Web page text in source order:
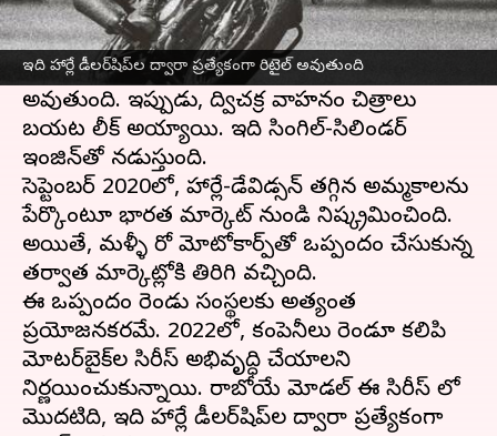
ఇది హార్లే డీలర్‌షిప్‌ల ద్వారా ప్రత్యేకంగా రిటైల్ అవుతుంది
హీరో మోటోకార్ప్‌ సహకారంతో నిర్మించినహార్లే-డేవిడ్సన్
మొట్టమొదటి మోటార్‌సైకిల్ త్వరలో భారతదేశంలో
విడుదల కానుంది. ఇది పూర్తిగా ఇక్కడే తయారు
అవుతుంది. ఇప్పుడు, ద్విచక్ర వాహనం చిత్రాలు
బయట లీక్ అయ్యాయి. ఇది సింగిల్-సిలిండర్
ఇంజిన్‌తో నడుస్తుంది.
సెప్టెంబర్ 2020లో, హార్లే-డేవిడ్సన్ తగ్గిన అమ్మకాలను
పేర్కొంటూ భారత మార్కెట్ నుండి నిష్క్రమించింది.
అయితే, మళ్ళీ హీరో మోటోకార్ప్‌తో ఒప్పందం చేసుకున్న
తర్వాత మార్కెట్లోకి తిరిగి వచ్చింది.
ఈ ఒప్పందం రెండు సంస్థలకు అత్యంత
ప్రయోజనకరమే. 2022లో, కంపెనీలు రెండూ కలిపి
మోటర్‌బైక్‌ల సిరీస్ అభివృద్ధి చేయాలని
నిర్ణయించుకున్నాయి. రాబోయే మోడల్ ఈ సిరీస్ లో
మొదటిది, ఇది హార్లే డీలర్‌షిప్‌ల ద్వారా ప్రత్యేకంగా